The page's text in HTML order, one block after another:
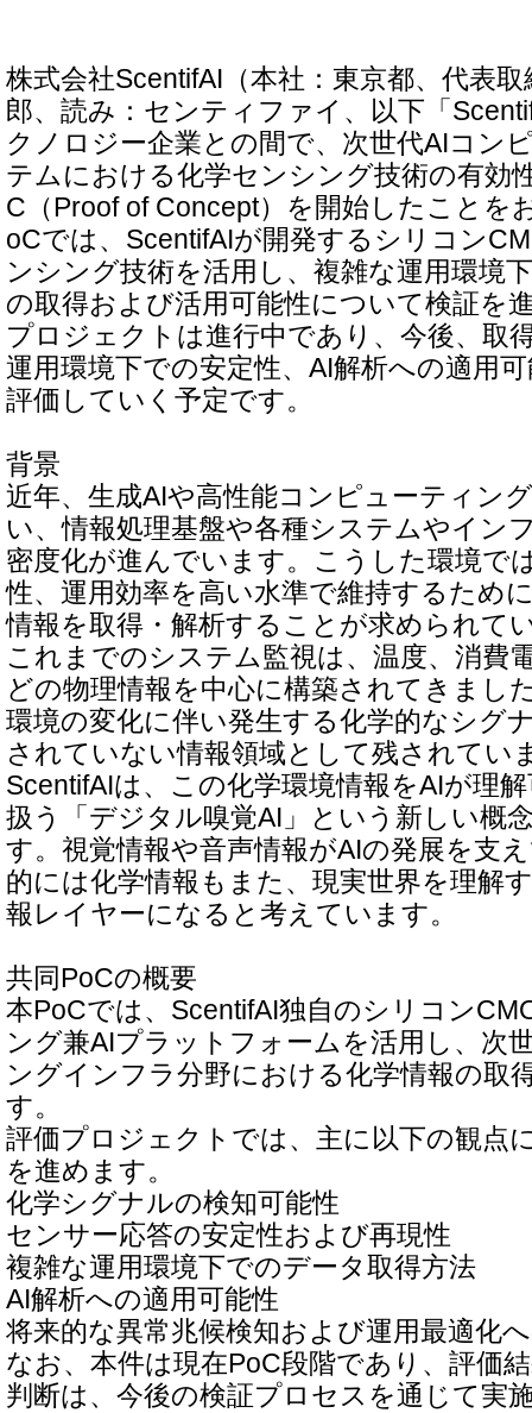
株式会社ScentifAI（本社：東京都、代表
郎、読み：センティファイ、以下「
クノロジー企業との間で、次世代AIコン
テムにおける化学センシング技術の有効
C（Proof of Concept）を開始したことを
oCでは、ScentifAIが開発するシリコン
ンシング技術を活用し、複雑な運用環境
の取得および活用可能性について検証を
プロジェクトは進行中であり、今後、取
運用環境下での安定性、AI解析への適用
評価していく予定です。
背景
近年、生成AIや高性能コンピューティン
い、情報処理基盤や各種システムやイン
密度化が進んでいます。こうした環境で
性、運用効率を高い水準で維持するため
情報を取得・解析することが求められて
これまでのシステム監視は、温度、消費
どの物理情報を中心に構築されてきまし
環境の変化に伴い発生する化学的なシグ
されていない情報領域として残されてい
ScentifAIは、この化学環境情報をAIが理
扱う「デジタル嗅覚AI」という新しい概
す。視覚情報や音声情報がAIの発展を支
的には化学情報もまた、現実世界を理解
報レイヤーになると考えています。
共同PoCの概要
本PoCでは、ScentifAI独自のシリコン
ング兼AIプラットフォームを活用し、次
ングインフラ分野における化学情報の取
す。
評価プロジェクトでは、主に以下の観点
を進めます。
化学シグナルの検知可能性
センサー応答の安定性および再現性
複雑な運用環境下でのデータ取得方法
AI解析への適用可能性
将来的な異常兆候検知および運用最適化
なお、本件は現在PoC段階であり、評価
判断は、今後の検証プロセスを通じて実